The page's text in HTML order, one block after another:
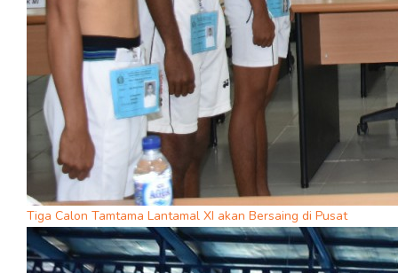
Tiga Calon Tamtama Lantamal XI akan Bersaing di Pusat